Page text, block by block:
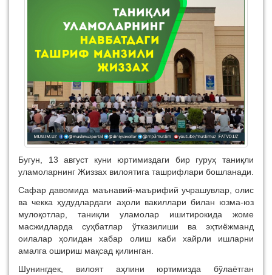
Бугун, 13 август куни юртимиздаги бир гуруҳ таниқли
уламоларнинг Жиззах вилоятига ташрифлари бошланади.
Сафар давомида маънавий-маърифий учрашувлар, олис
ва чекка ҳудудлардаги аҳоли вакиллари билан юзма-юз
мулоқотлар, таниқли уламолар ишитирокида жоме
масжидларда суҳбатлар ўтказилиши ва эҳтиёжманд
оилалар ҳолидан хабар олиш каби хайрли ишларни
амалга ошириш мақсад қилинган.
Шунингдек, вилоят аҳлини юртимизда бўлаётган